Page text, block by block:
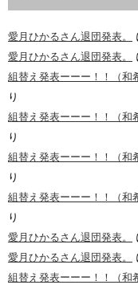
愛月ひかるさん退団発表。
愛月ひかるさん退団発表。
組替え発表ーーー！！（和
り
組替え発表ーーー！！（和
り
組替え発表ーーー！！（和
り
組替え発表ーーー！！（和
り
愛月ひかるさん退団発表。
愛月ひかるさん退団発表。
組替え発表ーーー！！（和